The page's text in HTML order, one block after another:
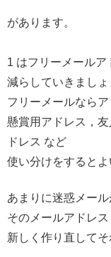
があります。
1 はフリーメール
減らしていきましょ
フリーメールなら
懸賞用アドレス，
ドレス など
使い分けをするとよ
あまりに迷惑メー
そのメールアドレス
新しく作り直してそ